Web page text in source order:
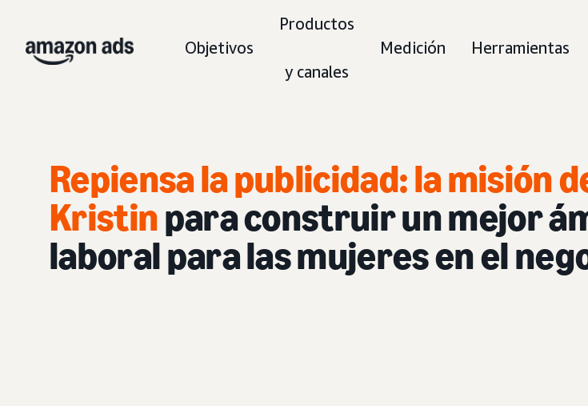
Objetivos
Productos
y canales
Medición Herramientas
Repiensa la publicidad: la misión
Kristinpara construir un mejor
laboral para las mujeres en el